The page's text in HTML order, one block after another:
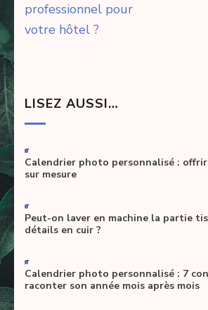
professionnel pour
votre hôtel ?
LISEZ AUSSI…
-
Calendrier photo personnalisé : offrir
sur mesure
-
Peut-on laver en machine la partie
détails en cuir ?
-
Calendrier photo personnalisé : 7
raconter son année mois après mois